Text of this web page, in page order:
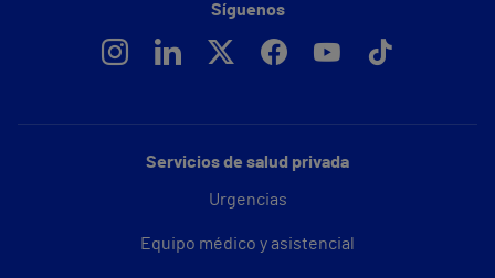
Servicios de salud privada
Urgencias
Equipo médico y asistencial
Síguenos